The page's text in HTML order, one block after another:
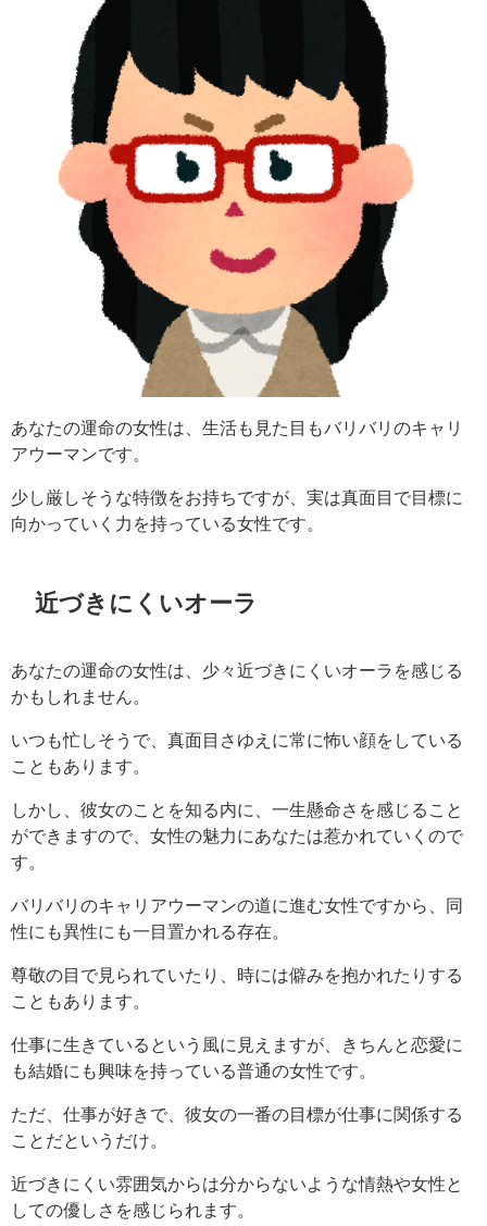
あなたの運命の女性は、生活も見た目もバリバリのキャリ
アウーマンです。
少し厳しそうな特徴をお持ちですが、実は真面目で目標に
向かっていく力を持っている女性です。
近づきにくいオーラ
あなたの運命の女性は、少々近づきにくいオーラを感じる
かもしれません。
いつも忙しそうで、真面目さゆえに常に怖い顔をしている
こともあります。
しかし、彼女のことを知る内に、一生懸命さを感じること
ができますので、女性の魅力にあなたは惹かれていくので
す。
バリバリのキャリアウーマンの道に進む女性ですから、同
性にも異性にも一目置かれる存在。
尊敬の目で見られていたり、時には僻みを抱かれたりする
こともあります。
仕事に生きているという風に見えますが、きちんと恋愛に
も結婚にも興味を持っている普通の女性です。
ただ、仕事が好きで、彼女の一番の目標が仕事に関係する
ことだというだけ。
近づきにくい雰囲気からは分からないような情熱や女性と
しての優しさを感じられます。